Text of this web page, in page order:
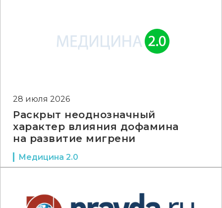
28 июля 2026
Раскрыт неоднозначный
характер влияния дофамина
на развитие мигрени
Медицина 2.0